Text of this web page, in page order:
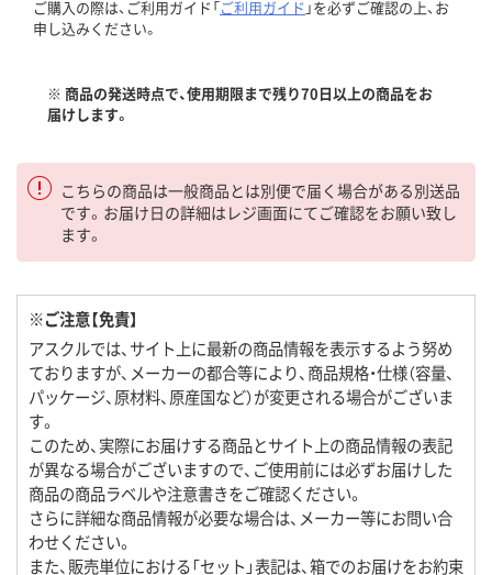
ご購入の際は、ご利用ガイド「ご利用ガイド 」を必ずご確認の上、お
申し込みください。
※ 商品の発送時点で、使用期限まで残り70日以上の商品をお
届けします。
こちらの商品は一般商品とは別便で届く場合がある別送品
です。お届け日の詳細はレジ画面にてご確認をお願い致し
ます。
※ご注意【免責】
アスクルでは、サイト上に最新の商品情報を表示するよう努め
ておりますが、メーカーの都合等により、商品規格・仕様（容量、
パッケージ、原材料、原産国など）が変更される場合がございま
す。
このため、実際にお届けする商品とサイト上の商品情報の表記
が異なる場合がございますので、ご使用前には必ずお届けした
商品の商品ラベルや注意書きをご確認ください。
さらに詳細な商品情報が必要な場合は、メーカー等にお問い合
わせください。
また、販売単位における「セット」表記は、箱でのお届けをお約束